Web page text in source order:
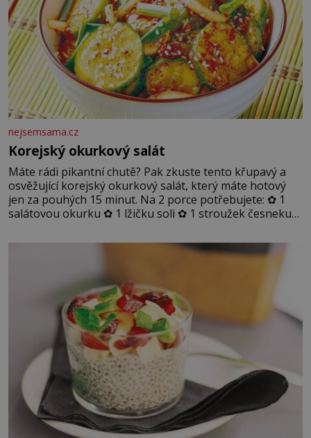
nejsemsama.cz
Korejský okurkový salát
Máte rádi pikantní chutě? Pak zkuste tento křupavý a
osvěžující korejský okurkový salát, který máte hotový
jen za pouhých 15 minut. Na 2 porce potřebujete: ✿ 1
salátovou okurku ✿ 1 lžičku soli ✿ 1 stroužek česneku
sezamového oleje ✿ 1 lžičku chilli ✿ 1 lžičku cukru ✿ 1
jarní cibulku ✿ 1 lžíci sezamových semínek